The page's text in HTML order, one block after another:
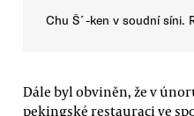
Chu Š´-ken v soudní síni.
Dále byl obviněn, že v
pekingské restauraci ve